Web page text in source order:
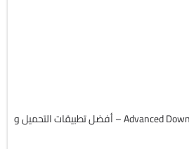
تحميل تطبيق Advanced Download Manager – أفضل تطبيقات التحميل و